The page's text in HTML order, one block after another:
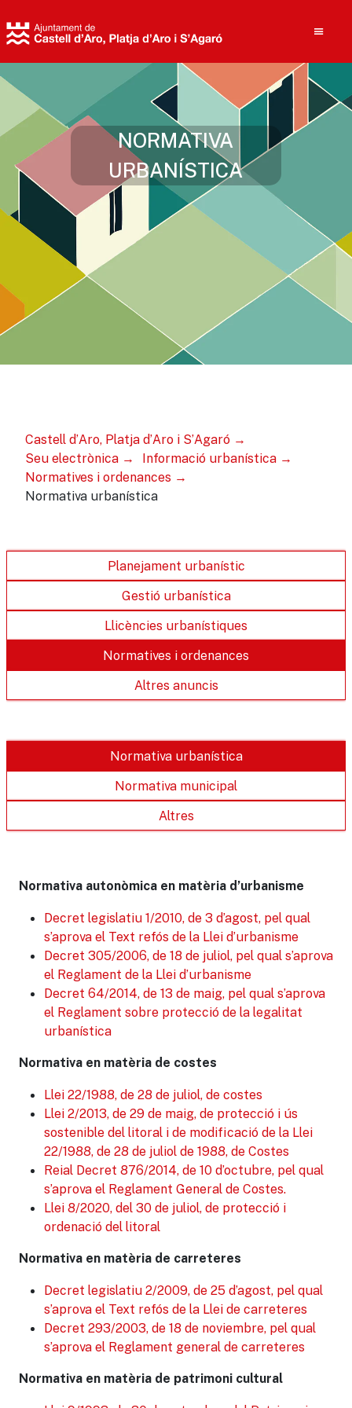
Cerca
NORMATIVA
URBANÍSTICA
Castell d’Aro, Platja d’Aro i S’Agaró
Seu electrònica
Informació urbanística
Normatives i ordenances
Normativa urbanística
Planejament urbanístic
Gestió urbanística
Llicències urbanístiques
Normatives i ordenances
Altres anuncis
Normativa urbanística
Normativa municipal
Altres
Normativa autonòmica en matèria d’urbanisme
Decret legislatiu 1/2010, de 3 d’agost, pel qual
s’aprova el Text refós de la Llei d’urbanisme
Decret 305/2006, de 18 de juliol, pel qual s’aprova
el Reglament de la Llei d’urbanisme
Decret 64/2014, de 13 de maig, pel qual s’aprova
el Reglament sobre protecció de la legalitat
urbanística
Normativa en matèria de costes
Llei 22/1988, de 28 de juliol, de costes
Llei 2/2013, de 29 de maig, de protecció i ús
sostenible del litoral i de modificació de la Llei
22/1988, de 28 de juliol de 1988, de Costes
Reial Decret 876/2014, de 10 d’octubre, pel qual
s’aprova el Reglament General de Costes.
Llei 8/2020, del 30 de juliol, de protecció i
ordenació del litoral
Normativa en matèria de carreteres
Decret legislatiu 2/2009, de 25 d’agost, pel qual
s’aprova el Text refós de la Llei de carreteres
Decret 293/2003, de 18 de noviembre, pel qual
s’aprova el Reglament general de carreteres
Normativa en matèria de patrimoni cultural